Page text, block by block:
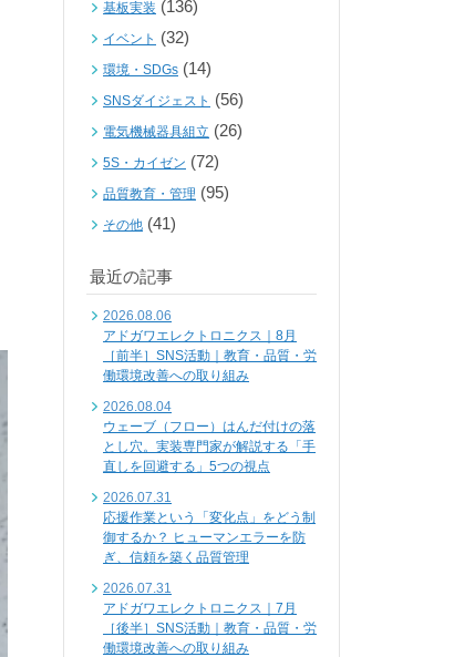
基板実装 (136)
イベント (32)
環境・SDGs (14)
SNSダイジェスト (56)
電気機械器具組立 (26)
5S・カイゼン (72)
品質教育・管理 (95)
その他 (41)
最近の記事
2026.08.06
アドガワエレクトロニクス｜8月
［前半］SNS活動｜教育・品質・労
働環境改善への取り組み
2026.08.04
ウェーブ（フロー）はんだ付けの落
とし穴。実装専門家が解説する「手
直しを回避する」5つの視点
2026.07.31
応援作業という「変化点」をどう制
御するか？ ヒューマンエラーを防
ぎ、信頼を築く品質管理
2026.07.31
アドガワエレクトロニクス｜7月
［後半］SNS活動｜教育・品質・労
働環境改善への取り組み